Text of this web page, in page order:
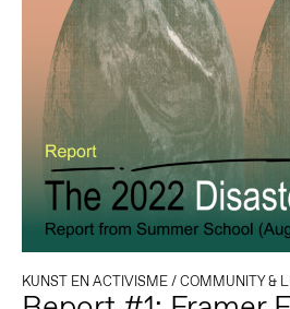
KUNST EN ACTIVISME/COMMUNITY &